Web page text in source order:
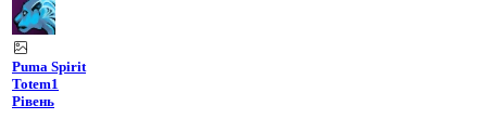
Puma Spirit
Totem1
Рівень